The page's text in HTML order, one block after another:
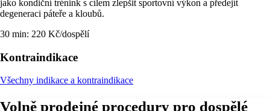
jako kondiční trénink s cílem zlepšit sportovní výkon a předejít
degeneraci páteře a kloubů.
30 min: 220 Kč/dospělí
Kontraindikace
Všechny indikace a kontraindikace
Volně prodejné procedury pro dospělé